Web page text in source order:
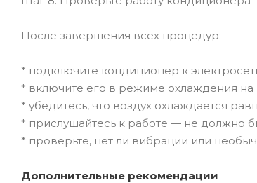
После завершения всех процедур:
* подключите кондиционер к
* включите его в режиме охлаждения
* убедитесь, что воздух охлаждается
* прислушайтесь к работе — не должно
* проверьте, нет ли вибрации или
Дополнительные рекомендации